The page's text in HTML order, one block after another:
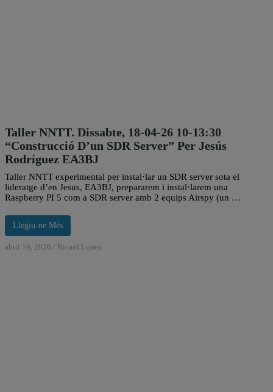
Taller NNTT. Dissabte, 18-04-26 10-13:30
“Construcció D’un SDR Server” Per Jesús
Rodríguez EA3BJ
Taller NNTT experimental per instal·lar un SDR server sota el
lideratge d’en Jesus, EA3BJ, prepararem i instal·larem una
Raspberry PI 5 com a SDR server amb 2 equips Airspy (un …
Llegiu-ne Més
abril 16, 2026 / Ricard Lopez